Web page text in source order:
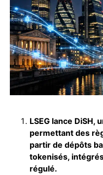
LSEG lance DiSH,
permettant des
partir de dépôts
tokenisés,
régulé.